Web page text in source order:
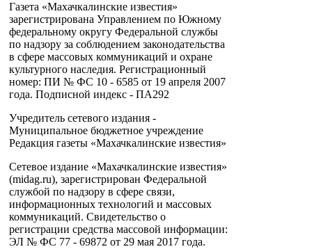
Газета «Махачкалинские известия»
зарегистрирована Управлением по Южному
федеральному округу Федеральной службы
по надзору за соблюдением законодательства
в сфере массовых коммуникаций и охране
культурного наследия. Регистрационный
номер: ПИ № ФС 10 - 6585 от 19 апреля 2007
года. Подписной индекс - ПА292
Учредитель сетевого издания -
Муниципальное бюджетное учреждение
Редакция газеты «Махачкалинские известия»
Сетевое издание «Махачкалинские известия»
(midag.ru), зарегистрирован Федеральной
службой по надзору в сфере связи,
информационных технологий и массовых
коммуникаций. Свидетельство о
регистрации средства массовой информации:
ЭЛ № ФС 77 - 69872 от 29 мая 2017 года.